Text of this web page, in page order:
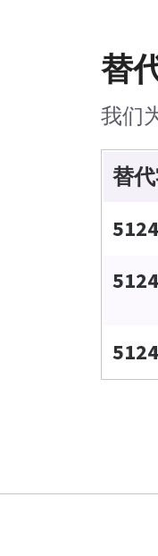
替
我们
替